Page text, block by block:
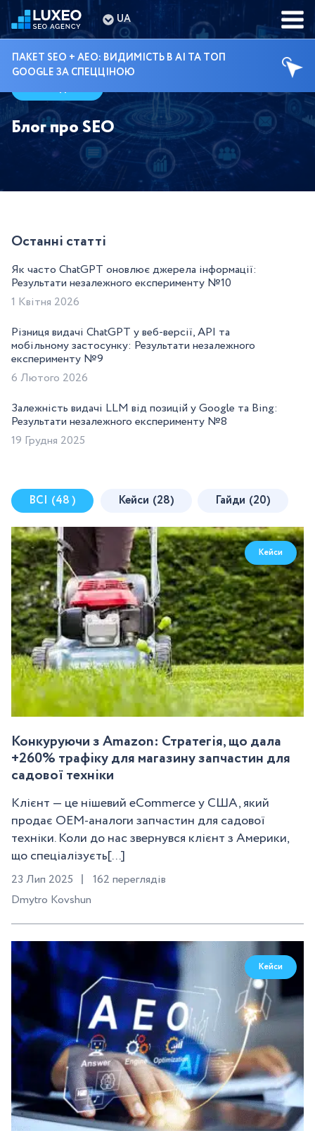
UA
ПАКЕТ SEO + AEO: ВИДИМІСТЬ В AI ТА ТОП
GOOGLE ЗА СПЕЦЦІНОЮ
Гайди
Блог про SEO
Останні статті
Як часто ChatGPT оновлює джерела інформації:
Результати незалежного експерименту №10
1 Квітня 2026
Різниця видачі ChatGPT у веб-версії, API та
мобільному застосунку: Результати незалежного
експерименту №9
6 Лютого 2026
Залежність видачі LLM від позицій у Google та Bing:
Результати незалежного експерименту №8
19 Грудня 2025
ВСІ (48 ) Кейси (28) Гайди (20)
Кейси
Конкуруючи з Amazon: Стратегія, що дала
+260% трафіку для магазину запчастин для
садової техніки
Клієнт — це нішевий eCommerce у США, який
продає OEM-аналоги запчастин для садової
техніки. Коли до нас звернувся клієнт з Америки,
що спеціалізуєть[...]
23 Лип 2025
162 переглядів
Dmytro Kovshun
Кейси